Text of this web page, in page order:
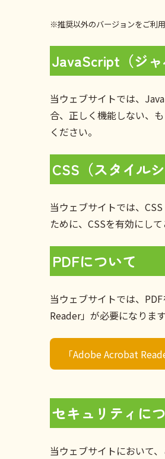
※推奨以外のバージョンをご利
JavaScript（ジ
当ウェブサイトでは、
合、正しく機能しない、
ください。
CSS（スタイル
当ウェブサイトでは、
ために、CSSを有効にして
PDFについて
当ウェブサイトでは、
Reader」が必要になります
「Adobe Acrobat
セキュリティに
当ウェブサイトにおいて